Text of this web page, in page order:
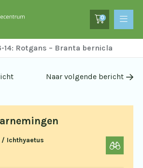
0
14: Rotgans – Branta bernicla
Ichthyaetus
Naar volgende bericht